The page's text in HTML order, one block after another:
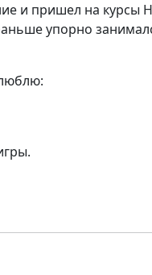
и пришел на курсы
упорно